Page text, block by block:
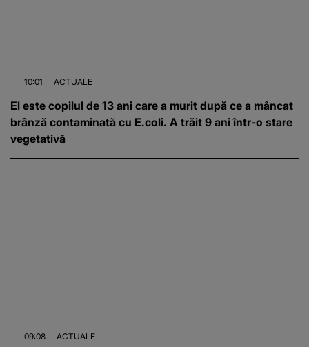
10:01 ACTUALE
El este copilul de 13 ani care a murit după ce a mâncat
brânză contaminată cu E.coli. A trăit 9 ani într-o stare
vegetativă
09:08 ACTUALE